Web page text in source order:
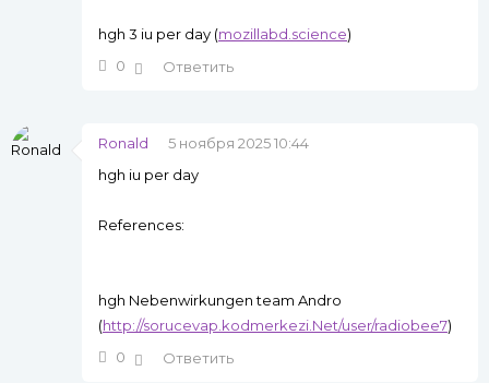
hgh 3 iu per day (mozillabd.science)
0
Ответить
Ronald
5 ноября 2025 10:44
hgh iu per day
References:
hgh Nebenwirkungen team Andro
(http://sorucevap.kodmerkezi.Net/user/radiobee7)
0
Ответить